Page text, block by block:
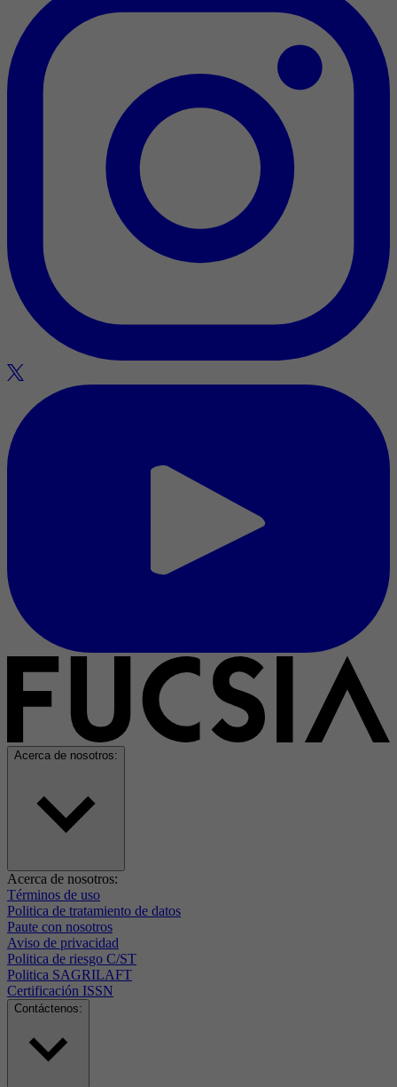
Acerca de nosotros:
Acerca de nosotros:
Términos de uso
Politica de tratamiento de datos
Paute con nosotros
Aviso de privacidad
Politica de riesgo C/ST
Politica SAGRILAFT
Certificación ISSN
Contáctenos: